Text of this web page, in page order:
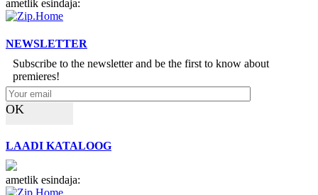
ametlik esindaja:
NEWSLETTER
Subscribe to the newsletter and be the first to know about
premieres!
OK
LAADI KATALOOG
ametlik esindaja: